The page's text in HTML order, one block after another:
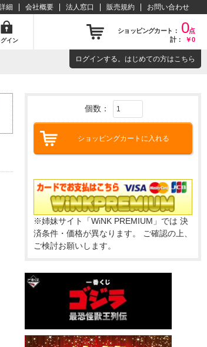
細 会社概要 法人窓口 販売規約 お問い合わせ
グイン
ショッピングカート： 0点
計：
￥0
電の設置・取付についてを詳しくご説明いたします！！
ログインする。はじめての方はこちら
個数：
ショッピングカートに入れる
※姉妹サイト「WiNK PREMIUM」では 決
済条件・価格が異なります。 ご確認の上、
ご検討お願いします。